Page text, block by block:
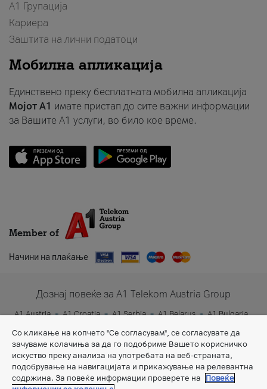
А1 Групација
Кариера
Заштита на лични податоци
Мобилна апликација
Единствено преку бесплатната мобилна апликација
Мојот A1 имате пристап до сите важни информации
за Вашите A1 услуги, во било кое време.
Member of
Начини на плаќање
Дознај повеќе за A1 Telekom Austria Group
A1 Austria A1 Croatia A1 Serbia A1 Belarus
A1 Bulgaria
Со кликање на копчето "Се согласувам", се согласувате да
зачуваме колачиња за да го подобриме Вашето корисничко
искуство преку анализа на употребата на веб-страната,
подобрување на навигацијата и прикажување на релевантна
содржина. За повеќе информации проверете на
Повеќе